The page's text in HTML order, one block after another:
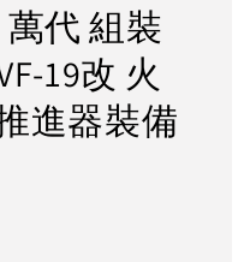
代 組裝
19改 火
進器裝備